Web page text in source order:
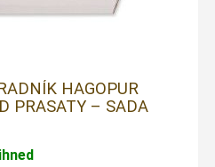
HAGOPUR
PRASATY – SADA
ihned